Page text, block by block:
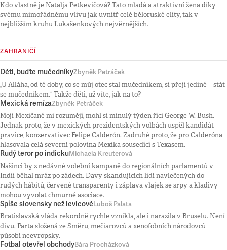
Kdo vlastně je Natalja Petkevičová? Tato mladá a atraktivní žena díky
svému mimořádnému vlivu jak uvnitř celé běloruské elity, tak v
nejbližším kruhu Lukašenkových nejvěrnějších.
ZAHRANIČÍ
Děti, buďte mučedníkyZbyněk Petráček
„U Alláha, od té doby, co se můj otec stal mučedníkem, si přeji jediné – stát
se mučedníkem.“ Takže děti, už víte, jak na to?
Mexická remízaZbyněk Petráček
Moji Mexičané mi rozumějí, mohl si minulý týden říci George W. Bush.
Jednak proto, že v mexických prezidentských volbách uspěl kandidát
pravice, konzervativec Felipe Calderón. Zadruhé proto, že pro Calderóna
hlasovala celá severní polovina Mexika sousedící s Texasem.
Rudý teror po indickuMichaela Kreuterová
Našinci by z nedávné volební kampaně do regionálních parlamentů v
Indii běhal mráz po zádech. Davy skandujících lidí navlečených do
rudých hábitů, červené transparenty i záplava vlajek se srpy a kladivy
mohou vyvolat chmurné asociace.
Spíše slovensky než levicověLuboš Palata
Bratislavská vláda rekordně rychle vznikla, ale i narazila v Bruselu. Není
divu. Parta složená ze Směru, mečiarovců a xenofobních národovců
působí neevropsky.
Fotbal otevřel obchodyBára Procházková